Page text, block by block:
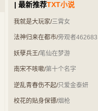
| 最新推荐TXT小说
我就是大玩家/三霄女
法神归来在都市/旁观者462683
妖孽兵王/笔仙在梦游
南宋不咳嗽/第十个名字
逆乱青春伤不起/只爱金泰妍
校花的贴身保镖/烟枪